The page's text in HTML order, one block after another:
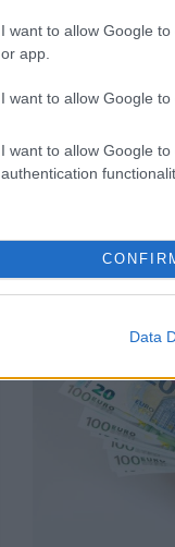
I want to allow Google
or app.
I want to allow Google
I want to allow Google
authentication
Data